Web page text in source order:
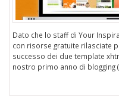
Dato che lo staff di Your
con risorse gratuite rilasciate
successo dei due template
nostro primo anno di blogging